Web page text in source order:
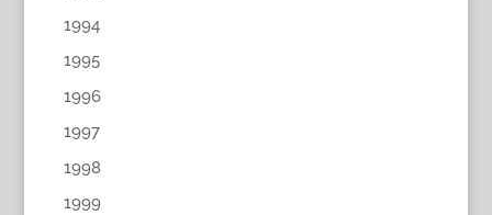
1994
1995
1996
1997
1998
1999